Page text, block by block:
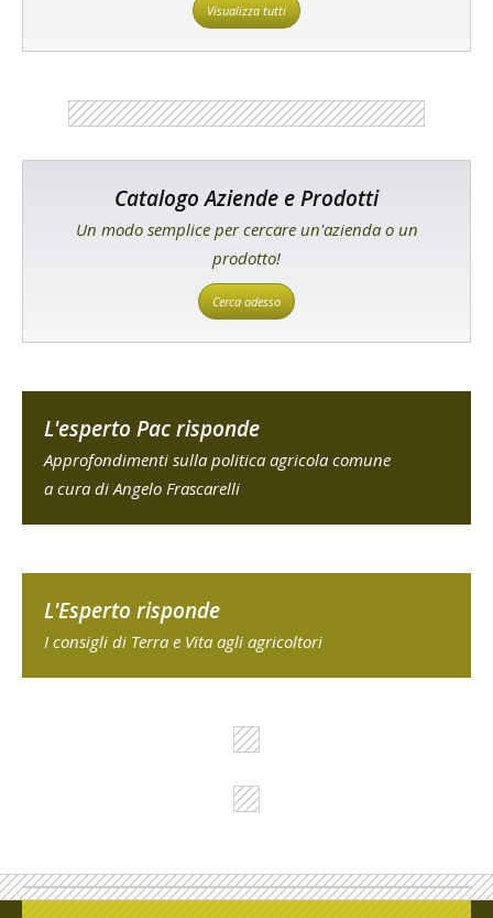
Visualizza tutti
Catalogo Aziende e Prodotti
Un modo semplice per cercare un'azienda o un
prodotto!
Cerca adesso
L'esperto Pac risponde
Approfondimenti sulla politica agricola comune
a cura di Angelo Frascarelli
L'Esperto risponde
I consigli di Terra e Vita agli agricoltori